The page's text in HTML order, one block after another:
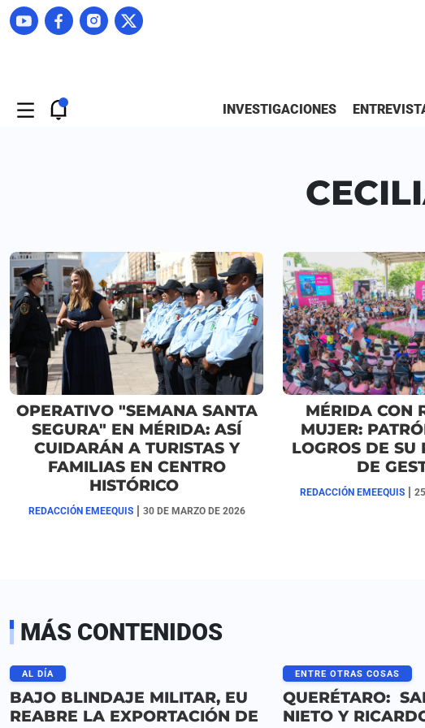
INVESTIGACIONES
OPERATIVO "SEMANA SANTA
SEGURA" EN MÉRIDA: ASÍ
CUIDARÁN A TURISTAS Y
FAMILIAS EN CENTRO
HISTÓRICO
REDACCIÓN EMEEQUIS | 30 DE MARZO DE 2026
MÉRIDA CON
MUJER:
LOGROS DE SU
DE
REDACCIÓN EMEEQUIS |
MÁS CONTENIDOS
AL DÍA
BAJO BLINDAJE MILITAR, EU
REABRE LA EXPORTACIÓN DE
ENTRE OTRAS COSAS
QUERÉTARO:
NIETO Y